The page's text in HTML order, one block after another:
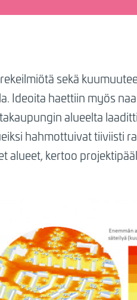
sekä
Ideoita haettiin myös
alueelta
hahmottuivat tiiviisti
alueet, kertoo